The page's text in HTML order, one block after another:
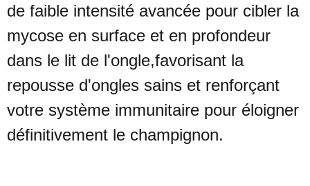
de faible intensité avancée pour cibler la
mycose en surface et en profondeur
dans le lit de l'ongle,favorisant la
repousse d'ongles sains et renforçant
votre système immunitaire pour éloigner
définitivement le champignon.